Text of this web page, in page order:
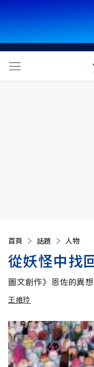
首頁 話題 人物
從妖怪中找
圖文創作》恩佐的異
王維玲